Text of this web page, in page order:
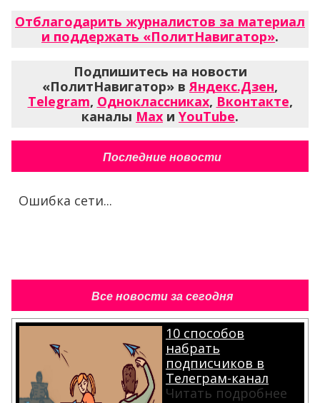
Отблагодарить журналистов за материал
и поддержать «ПолитНавигатор».
Подпишитесь на новости
«ПолитНавигатор» вЯндекс.Дзен,
Telegram, Одноклассниках, Вконтакте,
каналы Max и YouTube.
Последние новости
Ошибка сети...
Все новости за сегодня
10 способов
набрать
подписчиков в
Телеграм-канал
Читать подробнее